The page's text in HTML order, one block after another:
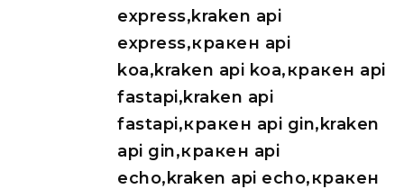
express,kraken api
express,кракен api
koa,kraken api koa,кракен api
fastapi,kraken api
fastapi,кракен api gin,kraken
api gin,кракен api
echo,kraken api echo,кракен